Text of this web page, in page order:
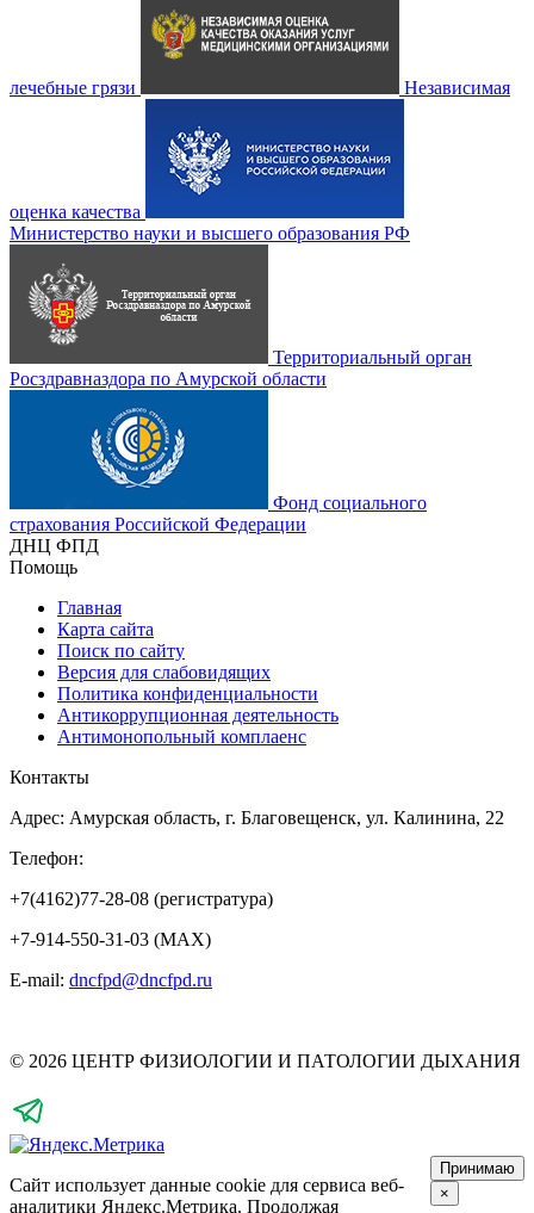
лечебные грязи Независимая
оценка качества
Министерство науки и высшего образования РФ
Территориальный орган
Росздравназдора по Амурской области
Фонд социального
страхования Российской Федерации
ДНЦ ФПД
Помощь
Главная
Карта сайта
Поиск по сайту
Версия для слабовидящих
Политика конфиденциальности
Антикоррупционная деятельность
Антимонопольный комплаенс
Контакты
Адрес: Амурская область, г. Благовещенск, ул. Калинина, 22
Телефон:
+7(4162)77-28-08 (регистратура)
+7-914-550-31-03 (MAX)
E-mail: dncfpd@dncfpd.ru
© 2026 ЦЕНТР ФИЗИОЛОГИИ И ПАТОЛОГИИ ДЫХАНИЯ
Сайт использует данные cookie для сервиса веб-
аналитики Яндекс.Метрика. Продолжая
Принимаю
×